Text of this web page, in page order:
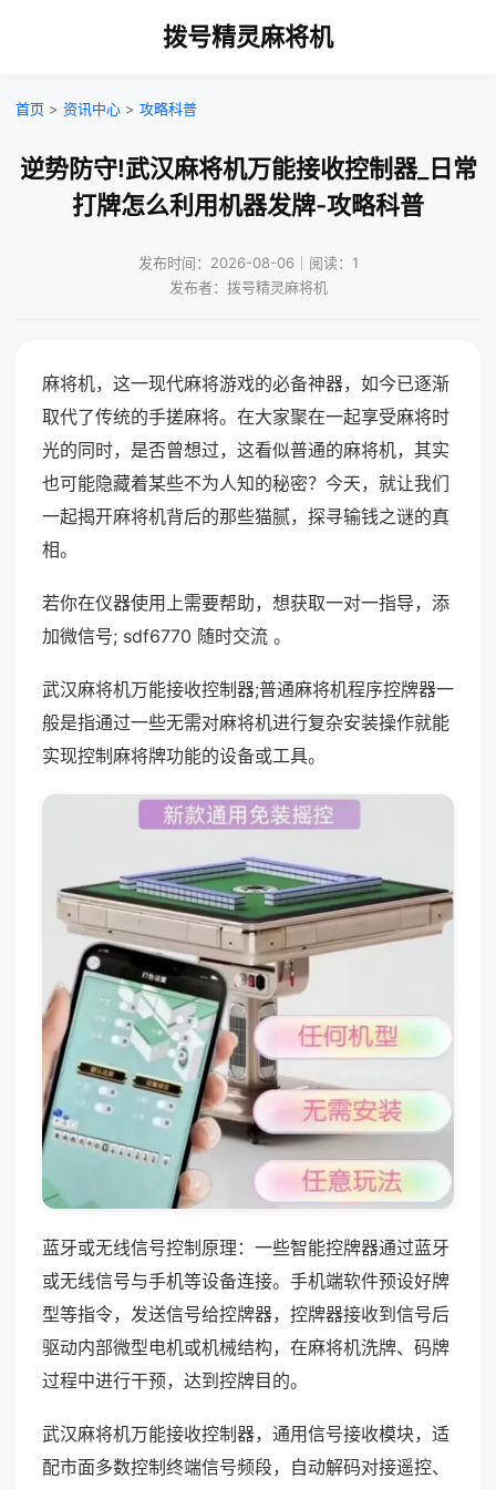
拨号精灵麻将机
首页 > 资讯中心 > 攻略科普
逆势防守!武汉麻将机万能接收控制器_日常
打牌怎么利用机器发牌-攻略科普
发布时间：2026-08-06｜阅读：1
发布者：拨号精灵麻将机
麻将机，这一现代麻将游戏的必备神器，如今已逐渐
取代了传统的手搓麻将。在大家聚在一起享受麻将时
光的同时，是否曾想过，这看似普通的麻将机，其实
也可能隐藏着某些不为人知的秘密？今天，就让我们
一起揭开麻将机背后的那些猫腻，探寻输钱之谜的真
相。
若你在仪器使用上需要帮助，想获取一对一指导，添
加微信号; sdf6770 随时交流 。
武汉麻将机万能接收控制器;普通麻将机程序控牌器一
般是指通过一些无需对麻将机进行复杂安装操作就能
实现控制麻将牌功能的设备或工具。
蓝牙或无线信号控制原理：一些智能控牌器通过蓝牙
或无线信号与手机等设备连接。手机端软件预设好牌
型等指令，发送信号给控牌器，控牌器接收到信号后
驱动内部微型电机或机械结构，在麻将机洗牌、码牌
过程中进行干预，达到控牌目的。
武汉麻将机万能接收控制器，通用信号接收模块，适
配市面多数控制终端信号频段，自动解码对接遥控、